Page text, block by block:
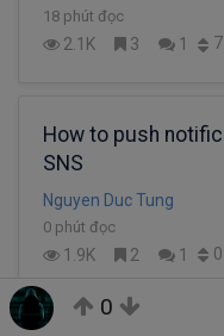
18 phút đọc
2.1K 3 1 7
How to push
SNS
Nguyen Duc Tung
0 phút đọc
1.9K 2 1 0
0